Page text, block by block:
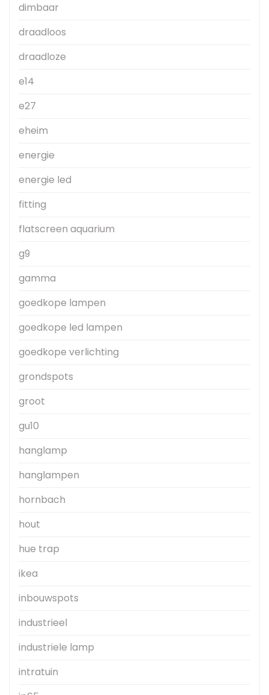
dimbaar
draadloos
draadloze
e14
e27
eheim
energie
energie led
fitting
flatscreen aquarium
g9
gamma
goedkope lampen
goedkope led lampen
goedkope verlichting
grondspots
groot
gu10
hanglamp
hanglampen
hornbach
hout
hue trap
ikea
inbouwspots
industrieel
industriele lamp
intratuin